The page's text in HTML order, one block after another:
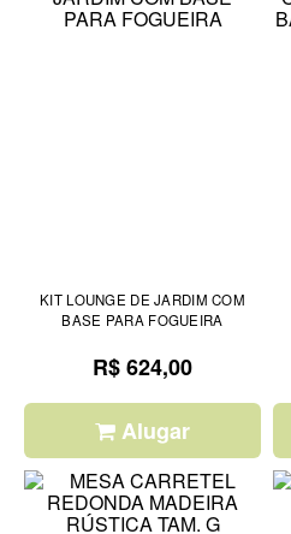
KIT LOUNGE DE JARDIM COM
BASE PARA FOGUEIRA
R$ 624,00
Alugar